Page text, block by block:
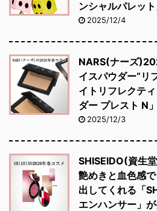
ンシャルパレッ
2025/12/4
NARS(ナーズ
イスパウダー“リ
イトリフレクテ
ダー プレスト N
2025/12/3
SHISEIDO(資生
艶めきと血色感
出してくれる「
エンハンサー」が